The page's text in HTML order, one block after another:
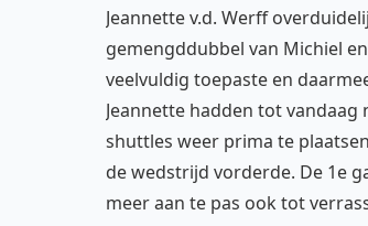
Jeannette v.d. Werff
gemengddubbel van Michiel
veelvuldig toepaste en
Jeannette hadden tot
shuttles weer prima te
de wedstrijd vorderde. De 1e
meer aan te pas ook tot